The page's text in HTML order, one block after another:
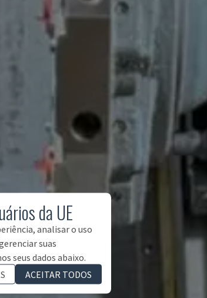
da UE
analisar o uso
suas
seus dados abaixo.
ACEITAR TODOS